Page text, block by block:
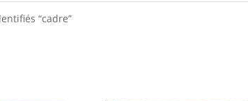
“cadre”